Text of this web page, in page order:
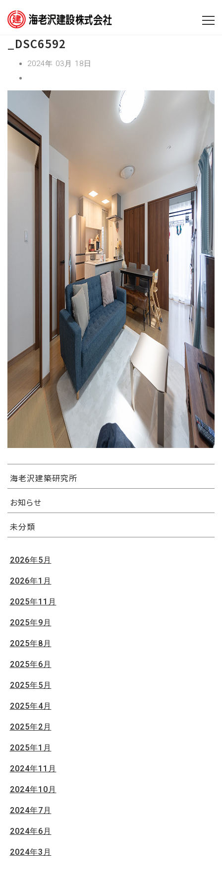
_DSC6592
2024年 03月 18日
海老沢建築研究所
お知らせ
未分類
2026年5月
2026年1月
2025年11月
2025年9月
2025年8月
2025年6月
2025年5月
2025年4月
2025年2月
2025年1月
2024年11月
2024年10月
2024年7月
2024年6月
2024年3月